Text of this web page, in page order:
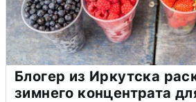
Блогер из Иркутска
зимнего концентрата